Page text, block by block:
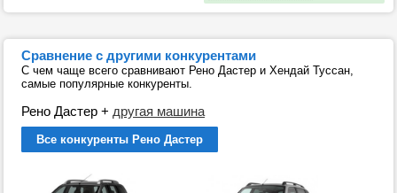
Сравнение с другими конкурентами
С чем чаще всего сравнивают Рено Дастер и Хендай Туссан,
самые популярные конкуренты.
Рено Дастер + другая машина
Все конкуренты Рено Дастер